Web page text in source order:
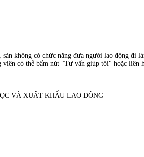
không có chức năng đưa người lao động đi
có thể bấm nút "Tư vấn giúp tôi" hoặc liên
VÀ XUẤT KHẨU LAO ĐỘNG